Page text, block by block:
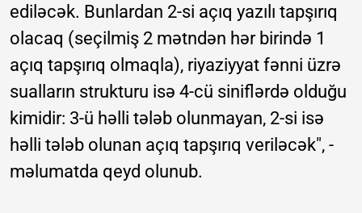
ediləcək. Bunlardan 2-si açıq yazılı tapşırıq
olacaq (seçilmiş 2 mətndən hər birində 1
açıq tapşırıq olmaqla), riyaziyyat fənni üzrə
sualların strukturu isə 4-cü siniflərdə olduğu
kimidir: 3-ü həlli tələb olunmayan, 2-si isə
həlli tələb olunan açıq tapşırıq veriləcək", -
məlumatda qeyd olunub.